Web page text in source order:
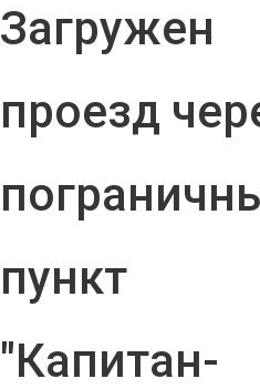
Загружен
проезд
пункт
"Капитан-